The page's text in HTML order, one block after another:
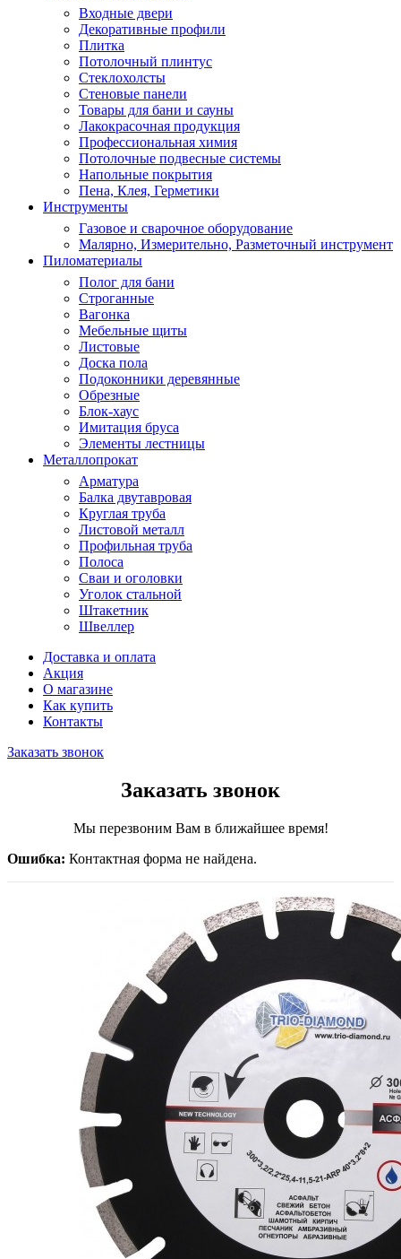
Входные двери
Декоративные профили
Плитка
Потолочный плинтус
Стеклохолсты
Стеновые панели
Товары для бани и сауны
Лакокрасочная продукция
Профессиональная химия
Потолочные подвесные системы
Напольные покрытия
Пена, Клея, Герметики
Инструменты
Газовое и сварочное оборудование
Малярно, Измерительно, Разметочный инструмент
Пиломатериалы
Полог для бани
Строганные
Вагонка
Мебельные щиты
Листовые
Доска пола
Подоконники деревянные
Обрезные
Блок-хаус
Имитация бруса
Элементы лестницы
Металлопрокат
Арматура
Балка двутавровая
Круглая труба
Листовой металл
Профильная труба
Полоса
Сваи и оголовки
Уголок стальной
Штакетник
Швеллер
Доставка и оплата
Акция
О магазине
Как купить
Контакты
Заказать звонок
Заказать звонок
Мы перезвоним Вам в ближайшее время!
Ошибка: Контактная форма не найдена.